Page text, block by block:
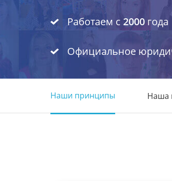
Работаем с 2000 года
Официальное
Наши принципы Наша